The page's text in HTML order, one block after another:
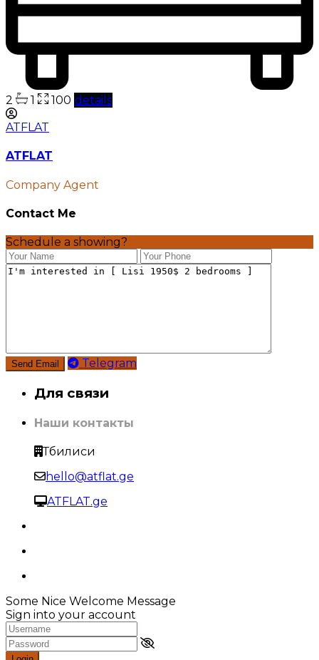
2 1 100 details
ATFLAT
ATFLAT
Company Agent
Contact Me
Schedule a showing?
Telegram
Для связи
Наши контакты
Тбилиси
hello@atflat.ge
ATFLAT.ge
Some Nice Welcome Message
Sign into your account